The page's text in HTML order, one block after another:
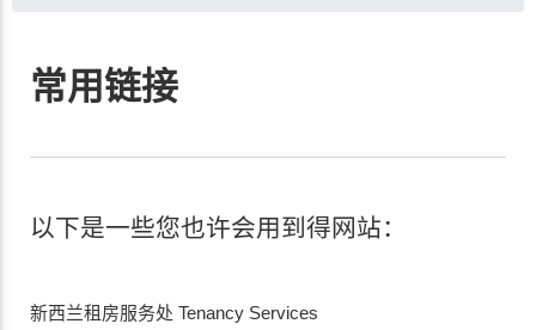
常用链接
以下是一些您也许会用到得网站：
新西兰租房服务处 Tenancy Services